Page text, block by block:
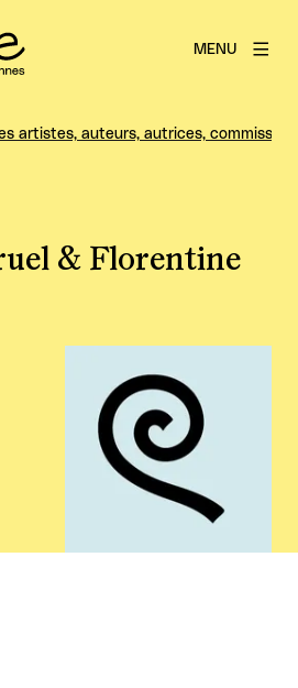
MENU
artistes, auteurs, autrices,
& Florentine